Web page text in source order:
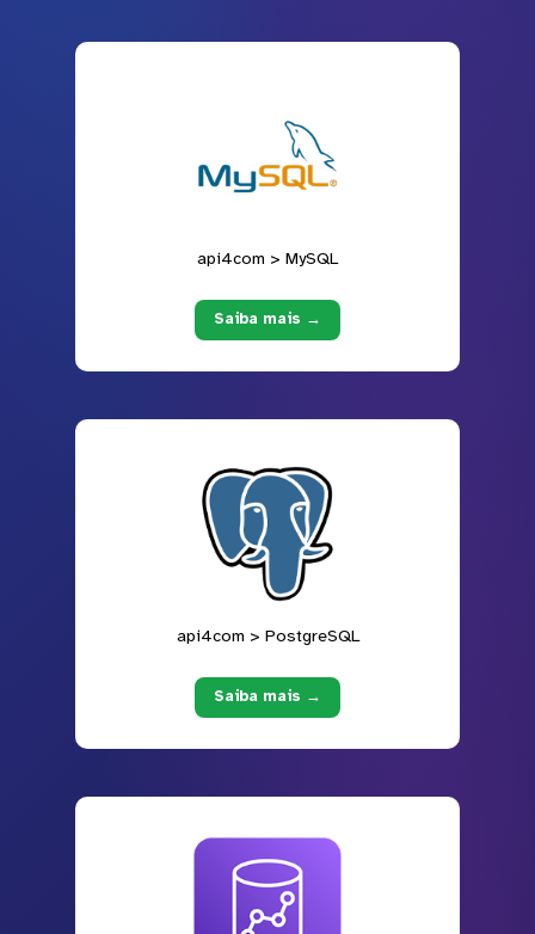
api4com > MySQL
Saiba mais →
api4com > PostgreSQL
Saiba mais →